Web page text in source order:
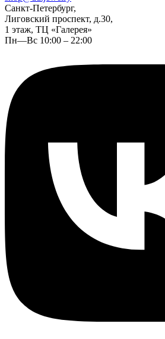
Санкт-Петербург,
Лиговский проспект, д.30,
1 этаж, ТЦ «Галерея»
Пн—Вс 10:00 – 22:00